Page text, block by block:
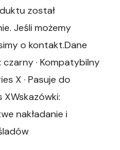
został
Jeśli możemy
o kontakt.Dane
· Kompatybilny
X · Pasuje do
XWskazówki:
nakładanie i